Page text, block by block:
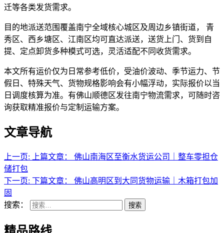
迁等各类发货需求。
目的地派送范围覆盖南宁全域核心城区及周边乡镇街道， 青
秀区、西乡塘区、江南区均可直达派送，送货上门、货到自
提、定点卸货多种模式可选，灵活适配不同收货需求。
本文所有运价仅为日常参考低价，受油价波动、季节运力、节
假日、特殊天气、货物规格影响会有小幅浮动，实际报价以当
日调度核算为准。有佛山顺德区发往南宁物流需求，可随时咨
询获取精准报价与定制运输方案。
文章导航
上一页: 上篇文章：
佛山南海区至衡水货运公司｜整车零担仓
储打包
下一页: 下篇文章：
佛山高明区到大同货物运输｜木箱打包加
固
搜索：
搜索
天开地辟宏基，